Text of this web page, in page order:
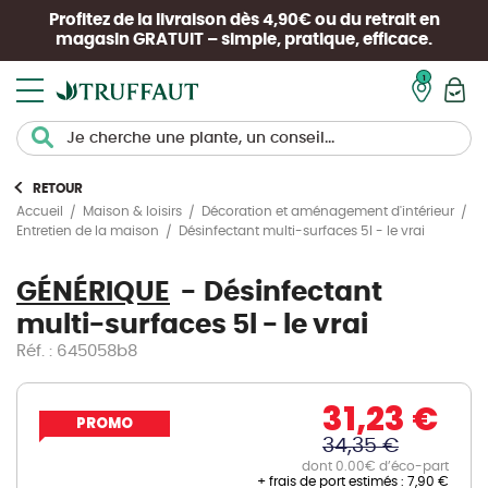
Profitez de la livraison dès 4,90€ ou du retrait en
magasin GRATUIT – simple, pratique, efficace.
RETOUR
Accueil
Maison & loisirs
Décoration et aménagement d'intérieur
Entretien de la maison
Désinfectant multi-surfaces 5l - le vrai
GÉNÉRIQUE
Désinfectant
multi-surfaces 5l - le vrai
Réf. : 645058b8
PROMO 31,23 €
34,35 €
dont 0.00€ d’éco-part
+ frais de port estimés : 7,90 €